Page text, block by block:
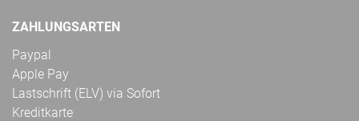
ZAHLUNGSARTEN
Paypal
Apple Pay
Lastschrift (ELV) via Sofort
Kreditkarte